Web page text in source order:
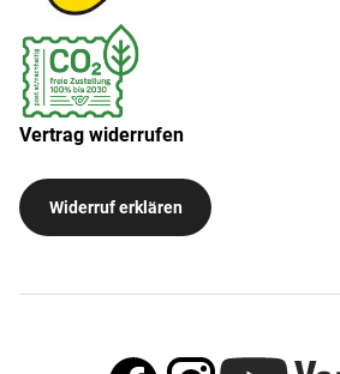
Vertrag widerrufen
Widerruf erklären